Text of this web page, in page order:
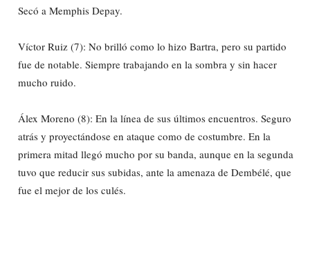
Secó a Memphis Depay.
Víctor Ruiz (7): No brilló como lo hizo Bartra, pero su partido
fue de notable. Siempre trabajando en la sombra y sin hacer
mucho ruido.
Álex Moreno (8): En la línea de sus últimos encuentros. Seguro
atrás y proyectándose en ataque como de costumbre. En la
primera mitad llegó mucho por su banda, aunque en la segunda
tuvo que reducir sus subidas, ante la amenaza de Dembélé, que
fue el mejor de los culés.